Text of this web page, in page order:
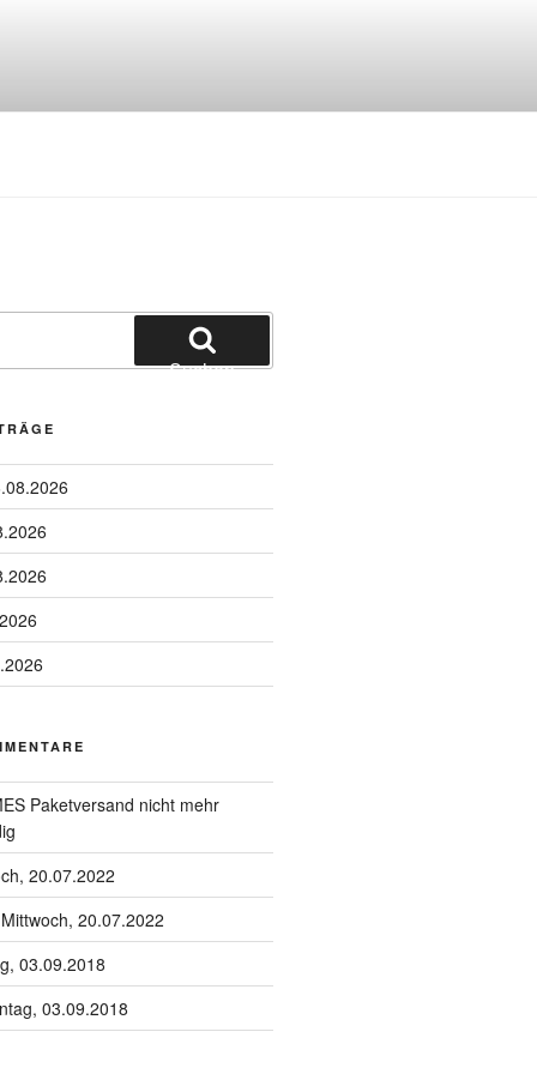
Suchen
Paketversand nicht mehr
20.07.2022
Mittwoch, 20.07.2022
03.09.2018
03.09.2018